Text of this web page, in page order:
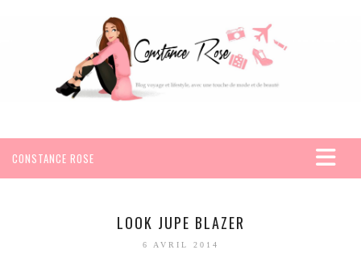
CONSTANCE ROSE
LOOK JUPE BLAZER
6 AVRIL 2014